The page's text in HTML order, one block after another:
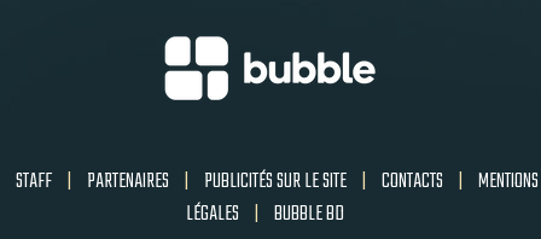
STAFF | PARTENAIRES | PUBLICITÉS SUR LE SITE | CONTACTS | MENTIONS
LÉGALES | BUBBLE BD